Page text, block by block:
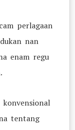
perlagaan
nan
enam regu
konvensional
tentang